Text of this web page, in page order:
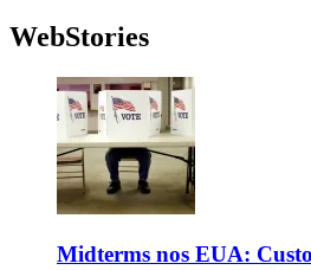
WebStories
Midterms nos EUA: